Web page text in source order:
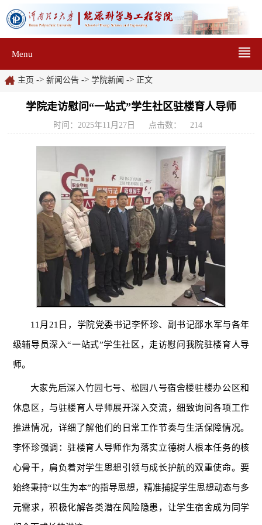
Menu
主页 -> 新闻公告 -> 学院新闻 -> 正文
学院走访慰问“一站式”学生社区驻楼育人导师
时间：2025年11月27日 点击数： 214
11月21日，学院党委书记李怀珍、副书记邵水军与各年
级辅导员深入“一站式”学生社区，走访慰问我院驻楼育人导
师。
大家先后深入竹园七号、松园八号宿舍楼驻楼办公区和
休息区，与驻楼育人导师展开深入交流，细致询问各项工作
推进情况，详细了解他们的日常工作节奏与生活保障情况。
李怀珍强调：驻楼育人导师作为落实立德树人根本任务的核
心骨干，肩负着对学生思想引领与成长护航的双重使命。要
始终秉持“以生为本”的指导思想，精准捕捉学生思想动态与多
元需求，积极化解各类潜在风险隐患，让学生宿舍成为同学